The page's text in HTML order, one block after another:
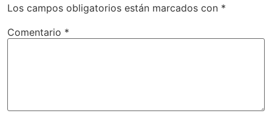
Los campos obligatorios están marcados con *
Comentario *